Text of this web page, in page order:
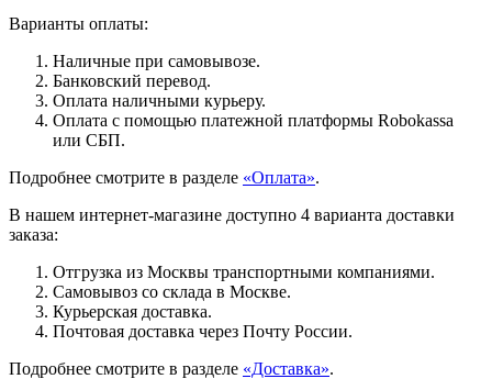
Варианты оплаты:
Наличные при самовывозе.
Банковский перевод.
Оплата наличными курьеру.
Оплата с помощью платежной платформы Robokassa
или СБП.
Подробнее смотрите в разделе «Оплата».
В нашем интернет-магазине доступно 4 варианта доставки
заказа:
Отгрузка из Москвы транспортными компаниями.
Самовывоз со склада в Москве.
Курьерская доставка.
Почтовая доставка через Почту России.
Подробнее смотрите в разделе «Доставка».